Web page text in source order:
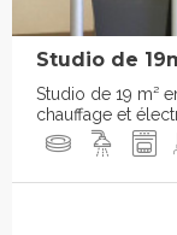
Studio de
Studio de 19 m²
chauffage et